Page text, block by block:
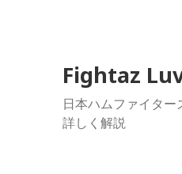
Fightaz
日本ハムファイター
詳しく解説